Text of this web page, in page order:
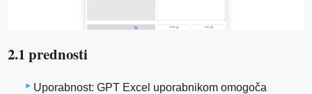
2.1 prednosti
Uporabnost: GPT Excel uporabnikom omogoča